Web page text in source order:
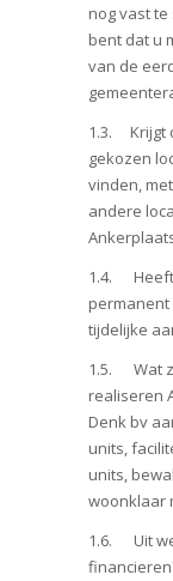
nog vast
bent dat u
van de
1.3. Krijgt
gekozen
vinden,
andere
1.4. Heeft
tijdelijke
1.5. Wat
realiseren
Denk bv
units,
units,
woonklaar
1.6. Uit